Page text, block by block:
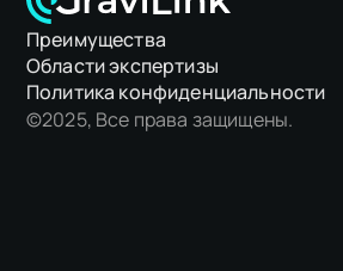
Преимущества
Области экспертизы
Политика конфиденциальности
©2025, Все права защищены.